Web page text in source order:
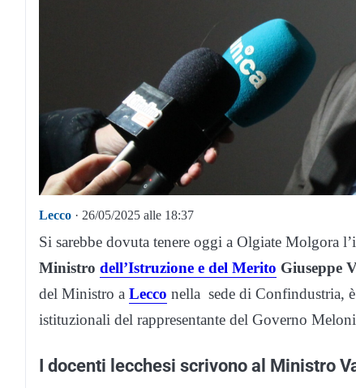
Lecco · 26/05/2025 alle 18:37
Si sarebbe dovuta tenere oggi a Olgiate Molgora
Ministro dell’Istruzione e del Merito Giuseppe
del Ministro a Lecco nella sede di Confindustria,
istituzionali del rappresentante del Governo
I docenti lecchesi scrivono al Ministro